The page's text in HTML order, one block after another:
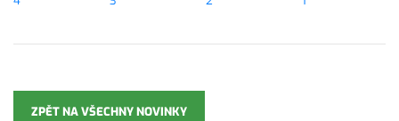
ZPĚT NA VŠECHNY NOVINKY